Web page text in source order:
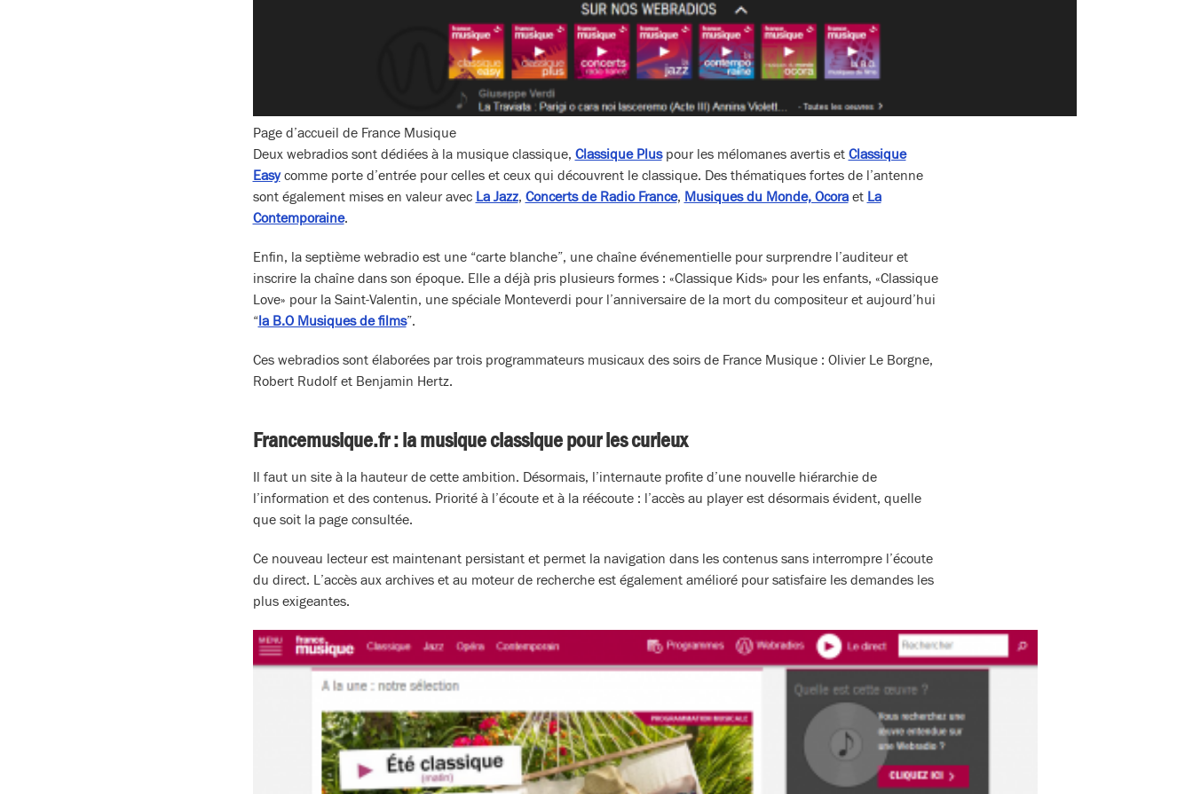
Page d’accueil de France Musique
Deux webradios sont dédiées à la musique classique, Classique Pluspour les mélomanes avertis et Classique
Easycomme porte d’entrée pour celles et ceux qui découvrent le classique. Des thématiques fortes de l’antenne
sont également mises en valeur avec La Jazz, Concerts de Radio France, Musiques du Monde, Ocoraet La
Contemporaine.
Enfin, la septième webradio est une “carte blanche”, une chaîne événementielle pour surprendre l’auditeur et
inscrire la chaîne dans son époque. Elle a déjà pris plusieurs formes : «Classique Kids» pour les enfants, «Classique
Love» pour la Saint-Valentin, une spéciale Monteverdi pour l’anniversaire de la mort du compositeur et aujourd’hui
“la B.O Musiques de films”.
Ces webradios sont élaborées par trois programmateurs musicaux des soirs de France Musique : Olivier Le Borgne,
Robert Rudolf et Benjamin Hertz.
Francemusique.fr : la musique classique pour les curieux
Il faut un site à la hauteur de cette ambition. Désormais, l’internaute profite d’une nouvelle hiérarchie de
l’information et des contenus. Priorité à l’écoute et à la réécoute : l’accès au player est désormais évident, quelle
que soit la page consultée.
Ce nouveau lecteur est maintenant persistant et permet la navigation dans les contenus sans interrompre l’écoute
du direct. L’accès aux archives et au moteur de recherche est également amélioré pour satisfaire les demandes les
plus exigeantes.